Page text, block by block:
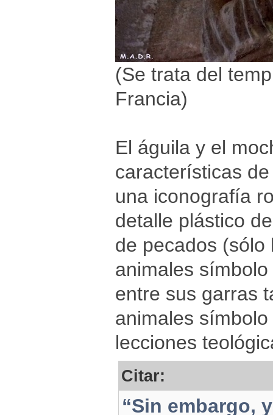
(Se trata del
Francia)
El águila y el
características
una iconografía
detalle plástico
de pecados
animales
entre sus garras
animales
lecciones
Citar:
“Sin embargo,